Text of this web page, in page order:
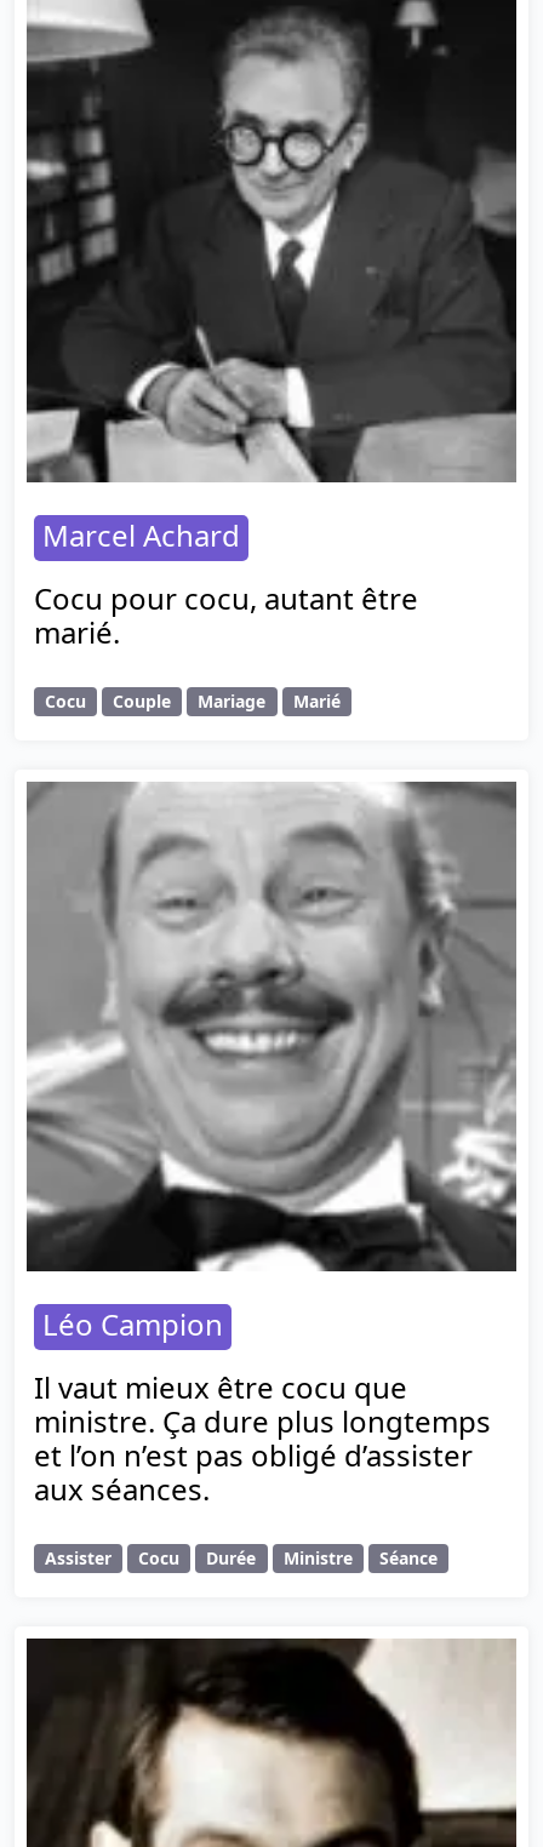
Marcel Achard
Cocu pour cocu, autant être
marié.
Cocu Couple Mariage Marié
Léo Campion
Il vaut mieux être cocu que
ministre. Ça dure plus longtemps
et l’on n’est pas obligé d’assister
aux séances.
Assister Cocu Durée Ministre Séance